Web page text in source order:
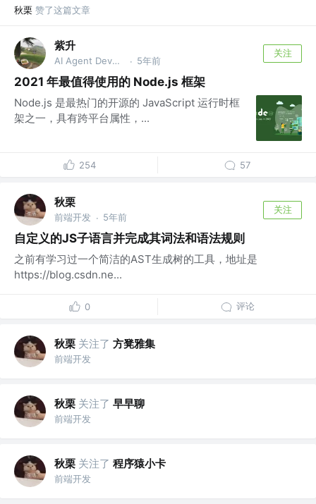
秋栗 赞了这篇文章
紫升
AI Agent Developer @阿里巴巴 · 5年前
关注
2021 年最值得使用的 Node.js 框架
Node.js 是最热门的开源的 JavaScript 运行时框
架之一，具有跨平台属性，...
254 57
秋栗
前端开发 · 5年前
关注
自定义的JS子语言并完成其词法和语法规则
之前有学习过一个简洁的AST生成树的工具，地址是
https://blog.csdn.ne...
0 评论
秋栗 关注了 方凳雅集
前端开发
秋栗 关注了 早早聊
前端开发
秋栗 关注了 程序猿小卡
前端开发